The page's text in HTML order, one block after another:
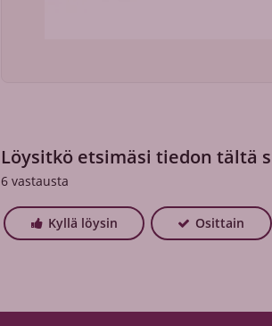
Löysitkö etsimäsi tiedon tältä
6 vastausta
Kyllä löysin Osittain